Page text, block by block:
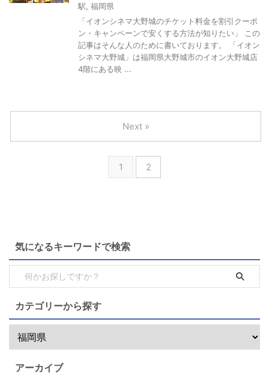
駅 福岡県
「イオンシネマ大野城のチケット料金を割引クーポ
ン・キャンペーンで安くする方法が知りたい」 この
記事はそんな人のために書いております。 「イオン
シネマ大野城」は福岡県大野城市のイオン大野城店
4階にある映 ...
1 2
Next »
気になるキーワードで検索
カテゴリーから探す
アーカイブ